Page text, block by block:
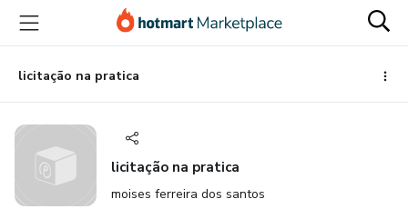
para
conteúdo
principal
para
pagamento
para
rodapélicitação na pratica
licitação na pratica
moises ferreira dos santos